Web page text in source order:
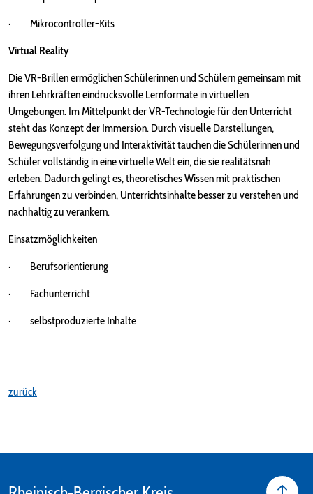
· Mikrocontroller-Kits
Virtual Reality
Die VR-Brillen ermöglichen Schülerinnen und Schülern gemeinsam mit
ihren Lehrkräften eindrucksvolle Lernformate in virtuellen
Umgebungen. Im Mittelpunkt der VR-Technologie für den Unterricht
steht das Konzept der Immersion. Durch visuelle Darstellungen,
Bewegungsverfolgung und Interaktivität tauchen die Schülerinnen und
Schüler vollständig in eine virtuelle Welt ein, die sie realitätsnah
erleben. Dadurch gelingt es, theoretisches Wissen mit praktischen
Erfahrungen zu verbinden, Unterrichtsinhalte besser zu verstehen und
nachhaltig zu verankern.
Einsatzmöglichkeiten
· Berufsorientierung
· Fachunterricht
· selbstproduzierte Inhalte
zurück